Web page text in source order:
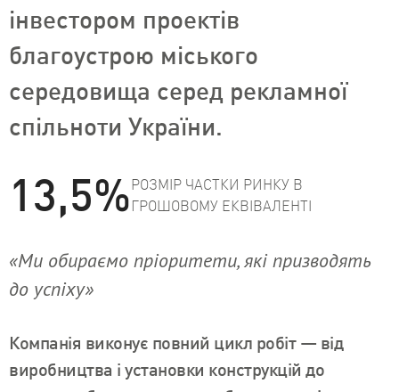
інвестором проектів
благоустрою міського
середовища серед рекламної
спільноти України.
13,5%РОЗМІР ЧАСТКИ РИНКУ В
ГРОШОВОМУ ЕКВІВАЛЕНТІ
«Ми обираємо пріоритети, які призводять
до успіху»
Компанія виконує повний цикл робіт — від
виробництва і установки конструкцій до